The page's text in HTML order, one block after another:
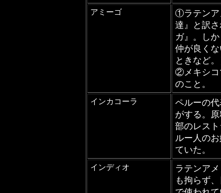
アミーゴ
①ラテンア
達』と訳
ガ』。し
仲が良く
ときなど
②メキシコ
のこと。
インカコーラ
ペルーの
がする。
部のレスト
ルー人の
ていた。
インディオ
ラテンア
も拘らず